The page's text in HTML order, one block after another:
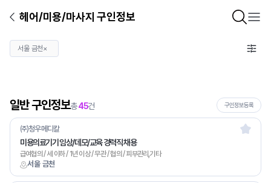
헤어/미용/마사지 구인정보
서울 금천×
일반 구인정보총45건 구인정보등록
서울 금천
㈜청우메디칼
미용의료기기 임상/데모/교육 경력직 채용
급여협의 / 세 이하 / 1년 이상 / 무관 / 협의 / 피부관리,기타